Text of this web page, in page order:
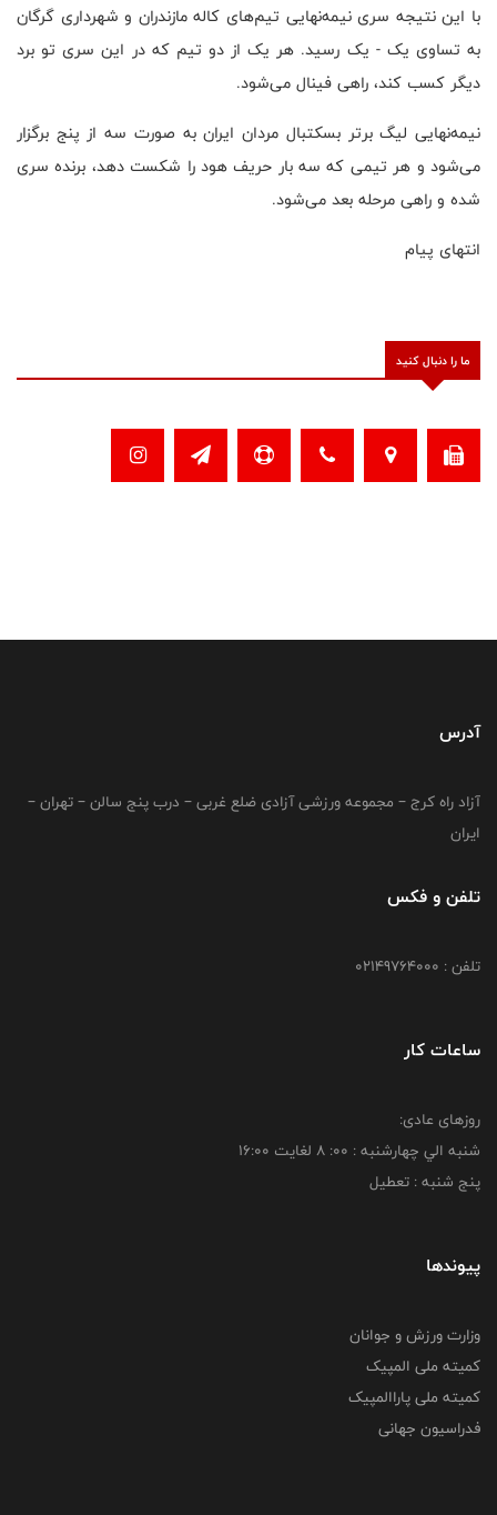
با این نتیجه سری نیمه‌نهایی تیم‌های کاله مازندران و شهرداری گرگان
به تساوی یک - یک رسید. هر یک از دو تیم که در این سری تو برد
دیگر کسب کند، راهی فینال می‌شود.
نیمه‌نهایی لیگ برتر بسکتبال مردان ایران به صورت سه از پنج برگزار
می‌شود و هر تیمی که سه بار حریف هود را شکست دهد، برنده سری
شده و راهی مرحله بعد می‌شود.
انتهای پیام
ما را دنبال کنید
آدرس
آزاد راه کرج – مجموعه ورزشی آزادی ضلع غربی – درب پنج سالن – تهران –
ایران
تلفن و فکس
تلفن : 02149764000
ساعات کار
روزهای عادی:
شنبه الي چهارشنبه : 00: 8 لغايت 16:00
پنج شنبه : تعطیل
پیوندها
وزارت ورزش و جوانان
کمیته ملی المپیک
کمیته ملی پاراالمپیک
فدراسیون جهانی